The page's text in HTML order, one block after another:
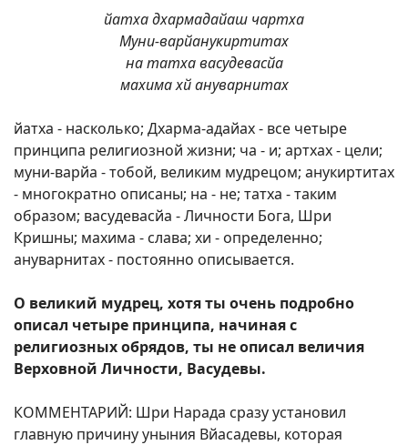
йатха дхармадайаш чартха
Муни-варйанукиртитах
на татха васудевасйа
махима хй ануварнитах
йатха - насколько; Дхарма-адайах - все четыре
принципа религиозной жизни; ча - и; артхах - цели;
муни-варйа - тобой, великим мудрецом; анукиртитах
- многократно описаны; на - не; татха - таким
образом; васудевасйа - Личности Бога, Шри
Кришны; махима - слава; хи - определенно;
ануварнитах - постоянно описывается.
О великий мудрец, хотя ты очень подробно
описал четыре принципа, начиная с
религиозных обрядов, ты не описал величия
Верховной Личности, Васудевы.
КОММЕНТАРИЙ: Шри Нарада сразу установил
главную причину уныния Вйасадевы, которая